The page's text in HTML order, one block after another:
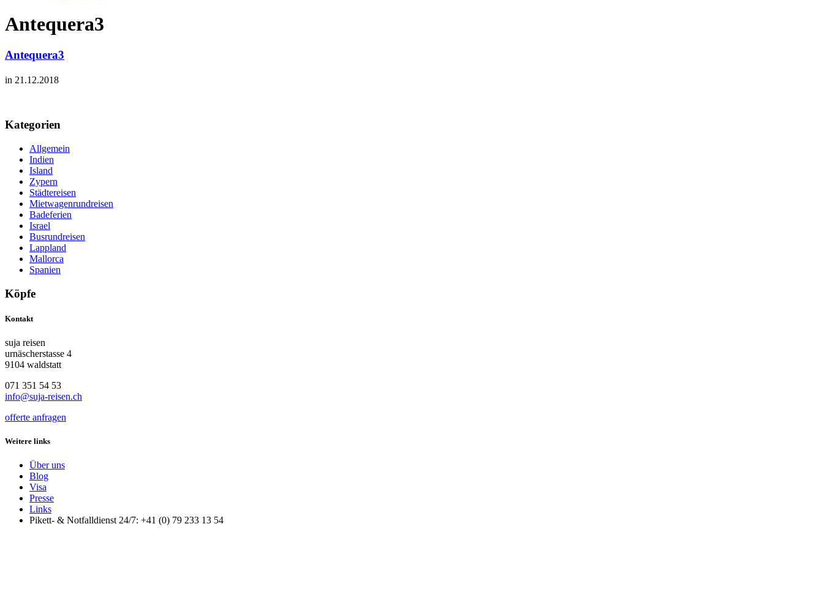
Antequera3
Antequera3
in 21.12.2018
Kategorien
Allgemein
Indien
Island
Zypern
Städtereisen
Mietwagenrundreisen
Badeferien
Israel
Busrundreisen
Lappland
Mallorca
Spanien
Köpfe
Kontakt
suja reisen
urnäscherstasse 4
9104 waldstatt
071 351 54 53
info@suja-reisen.ch
offerte anfragen
Weitere links
Über uns
Blog
Visa
Presse
Links
Pikett- & Notfalldienst 24/7: +41 (0) 79 233 13 54